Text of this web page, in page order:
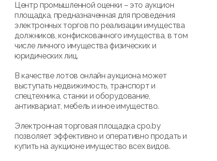
Центр промышленной оценки – это аукцион
площадка, предназначенная для проведения
электронных торгов по реализации имущества
должников, конфискованного имущества, в том
числе личного имущества физических и
юридических лиц.
В качестве лотов онлайн аукциона может
выступать недвижимость, транспорт и
спецтехника, станки и оборудование,
антиквариат, мебель и иное имущество.
Электронная торговая площадка cpo.by
позволяет эффективно и оперативно продать и
купить на аукционе имущество всех видов.